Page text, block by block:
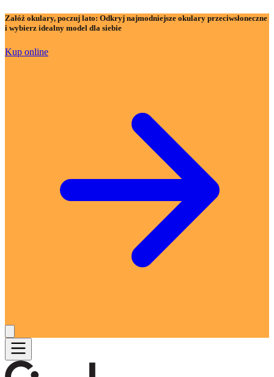
Załóż okulary, poczuj lato: Odkryj najmodniejsze okulary przeciwsłoneczne
i wybierz idealny model dla siebie
Kup online